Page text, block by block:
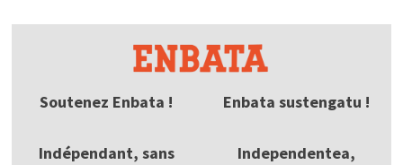
Soutenez Enbata !
Indépendant, sans
Enbata sustengatu !
Independentea,